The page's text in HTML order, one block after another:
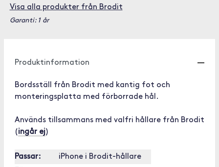
Visa alla produkter från Brodit
Garanti: 1 år
Produktinformation
Bordsställ från Brodit med kantig fot och
monteringsplatta med förborrade hål.
Används tillsammans med valfri hållare från Brodit
(ingår ej)
Passar:
iPhone i Brodit-hållare